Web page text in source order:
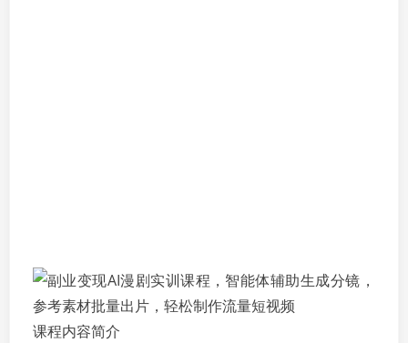
课程内容简介